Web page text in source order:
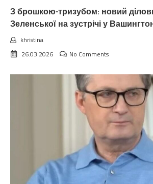
З брошкою-тризубом: новий
Зеленської на зустрічі у
khristina
26.03.2026
No Comments